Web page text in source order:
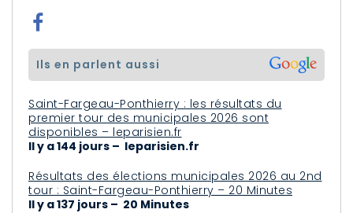
ils en parlent aussi
Saint-Fargeau-Ponthierry : les résultats du
premier tour des municipales 2026 sont
disponibles – leparisien.fr
Il y a 144 jours – leparisien.fr
Résultats des élections municipales 2026 au 2nd
tour : Saint-Fargeau-Ponthierry – 20 Minutes
Il y a 137 jours – 20 Minutes